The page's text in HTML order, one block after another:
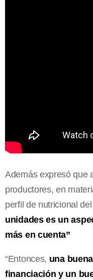
Además expresó que
productores, en
perfil de nutricional
unidades es un
más en cuenta”
“Entonces, una
financiación y un